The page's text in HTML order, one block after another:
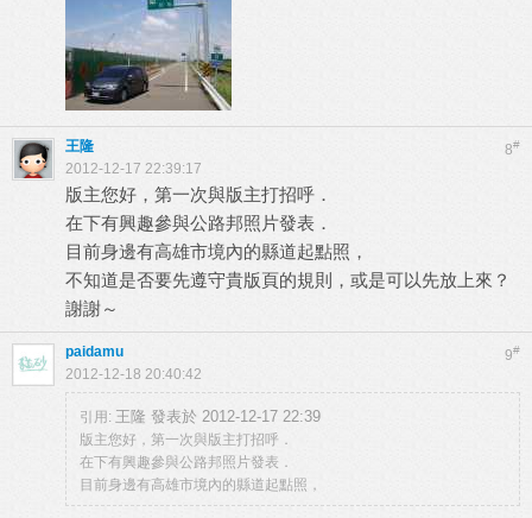
8#
王隆
2012-12-17 22:39:17
版主您好，第一次與版主打招呼．
在下有興趣參與公路邦照片發表．
目前身邊有高雄市境內的縣道起點照，
不知道是否要先遵守貴版頁的規則，或是可以先放上來？
謝謝～
9#
paidamu
2012-12-18 20:40:42
引用: 王隆 發表於 2012-12-17 22:39
版主您好，第一次與版主打招呼．
在下有興趣參與公路邦照片發表．
目前身邊有高雄市境內的縣道起點照，